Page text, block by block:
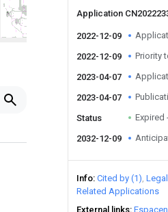
Application
2022-12-09
2022-12-09 Priority
2023-04-07
2023-04-07
Status Expired
2032-12-09
Info Cited by (1)
Related Applications
External links